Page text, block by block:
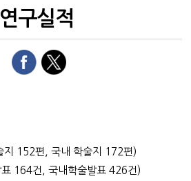
연구실적
지 152편, 국내 학술지 172편)
164건, 국내학술발표 426건)